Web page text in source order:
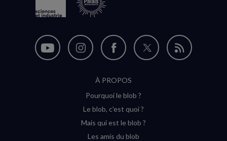
Nous
Nous
Instagram
(nouvelle
Nous
sur
Facebook
(nouvelle
Nous
Flux
À PROPOS
Pourquoi le blob ?
Le blob, c'est quoi ?
Mais qui est le blob ?
Les amis du blob